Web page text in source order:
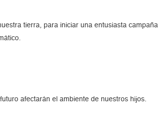
tierra, para iniciar una entusiasta campaña
afectarán el ambiente de nuestros hijos.